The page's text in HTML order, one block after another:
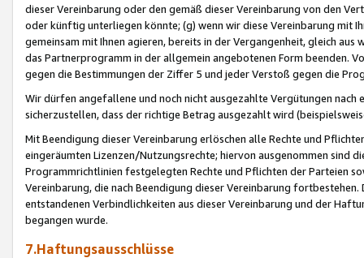
dieser Vereinbarung oder den gemäß dieser Vereinbarung von den
oder künftig unterliegen könnte; (g) wenn wir diese Vereinbarung mit
gemeinsam mit Ihnen agieren, bereits in der Vergangenheit, gleich
das Partnerprogramm in der allgemein angebotenen Form beenden.
gegen die Bestimmungen der Ziffer 5 und jeder Verstoß gegen die
Wir dürfen angefallene und noch nicht ausgezahlte Vergütungen
sicherzustellen, dass der richtige Betrag ausgezahlt wird
Mit Beendigung dieser Vereinbarung erlöschen alle Rechte und
eingeräumten Lizenzen/Nutzungsrechte; hiervon ausgenommen sind
Programmrichtlinien festgelegten Rechte und Pflichten der Parteien
Vereinbarung, die nach Beendigung dieser Vereinbarung
entstandenen Verbindlichkeiten aus dieser Vereinbarung und der
begangen wurde.
7.Haftungsausschlüsse